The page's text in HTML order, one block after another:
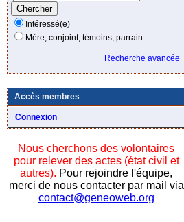
Intéressé(e)
Mère, conjoint, témoins, parrain...
Recherche avancée
Accès membres
Connexion
Nous cherchons des volontaires
pour relever des actes (état civil et
autres). Pour rejoindre l'équipe,
merci de nous contacter par mail via
contact@geneoweb.org